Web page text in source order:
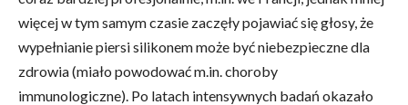
więcej w tym samym czasie zaczęły pojawiać się głosy, że
wypełnianie piersi silikonem może być niebezpieczne dla
zdrowia (miało powodować m.in. choroby
immunologiczne). Po latach intensywnych badań okazało